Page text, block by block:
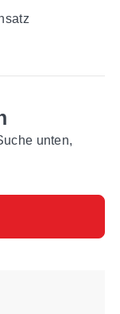
unten,